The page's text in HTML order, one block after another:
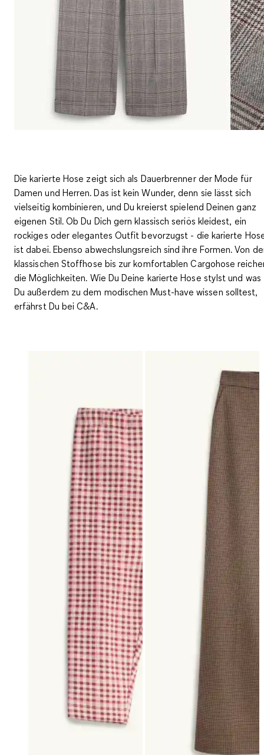
Die karierte Hose zeigt sich als Dauerbrenner der Mode für
Damen und Herren. Das ist kein Wunder, denn sie lässt sich
vielseitig kombinieren, und Du kreierst spielend Deinen ganz
eigenen Stil. Ob Du Dich gern klassisch seriös kleidest, ein
rockiges oder elegantes Outfit bevorzugst - die karierte
ist dabei. Ebenso abwechslungsreich sind ihre Formen. Von
klassischen Stoffhose bis zur komfortablen Cargohose
die Möglichkeiten. Wie Du Deine karierte Hose stylst und was
Du außerdem zu dem modischen Must-have wissen solltest,
erfährst Du bei C&A.